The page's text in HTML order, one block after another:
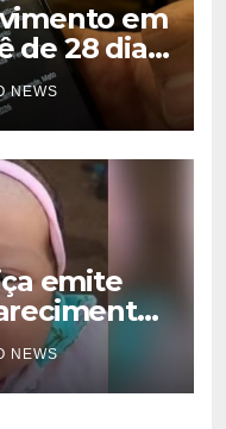
em
de 28 dias
NEWS
emite
MS;
NEWS